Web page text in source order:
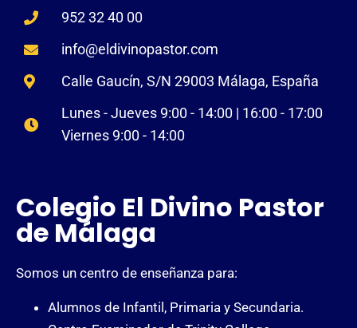
952 32 40 00
info@eldivinopastor.com
Calle Gaucín, S/N 29003 Málaga, España
Lunes - Jueves 9:00 - 14:00 | 16:00 - 17:00
Viernes 9:00 - 14:00
Colegio El Divino Pastor
de Málaga
Somos un centro de enseñanza para:
Alumnos de Infantil, Primaria y Secundaria.